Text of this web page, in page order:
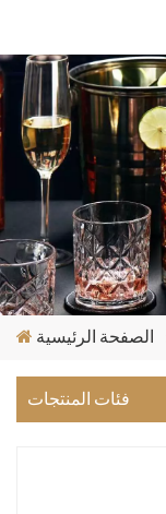
الصفحة الرئيسية
فئات المنتجات